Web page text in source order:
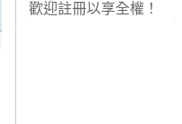
歡迎註冊以享全權！